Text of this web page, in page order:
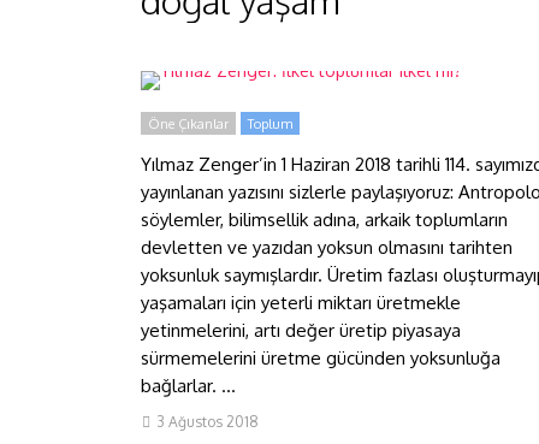
Yılmaz Zenger: İlkel
Öne Çıkanlar Toplum
Yılmaz Zenger’in 1 Haziran 2018 tarihli 114.
yayınlanan yazısını sizlerle paylaşıyoruz:
söylemler, bilimsellik adına, arkaik toplumların
devletten ve yazıdan yoksun olmasını tarihten
yoksunluk saymışlardır. Üretim fazlası
yaşamaları için yeterli miktarı üretmekle
yetinmelerini, artı değer üretip piyasaya
sürmemelerini üretme gücünden yoksunluğa
bağlarlar. ...
3 Ağustos 2018